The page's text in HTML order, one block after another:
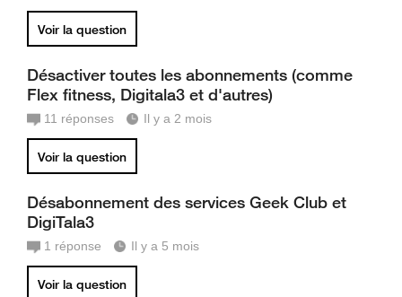
Voir la question
Désactiver toutes les abonnements (comme
Flex fitness, Digitala3 et d'autres)
11 réponses Il y a 2 mois
Voir la question
Désabonnement des services Geek Club et
DigiTala3
1 réponse Il y a 5 mois
Voir la question